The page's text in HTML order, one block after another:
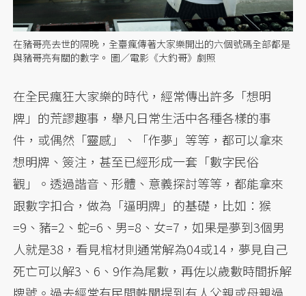
在豬哥亮去世的隔晚，全臺瘋傳著大家樂開出的六個號碼全部都是
與豬哥亮有關的數字。 圖／電影《大釣哥》劇照
在全民瘋狂大家樂的時代，經常傳出許多「想明
牌」的荒謬趣事，舉凡日常生活中各種各樣的事
件，或偶然「靈感」、「作夢」等等，都可以拿來
想明牌、簽注，甚至已經形成一套「數字民俗
觀」。透過諧音、形體、意義探討等等，都能拿來
跟數字扣合，做為「逼明牌」的基礎，比如：猴
=9、豬=2、蛇=6、男=8、女=7，如果是夢到3個男
人就是38，看見棺材則通常解為04或14，夢見自己
死亡可以解3、6、9作為尾數，再佐以歲數時間拆解